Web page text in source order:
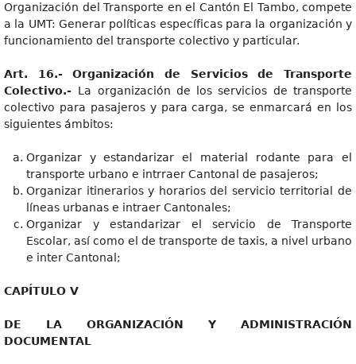
Organización del Transporte en el Cantón El Tambo, compete
a la UMT: Generar políticas específicas para la organización y
funcionamiento del transporte colectivo y particular.
Art. 16.- Organización de Servicios de Transporte
Colectivo.- La organización de los servicios de transporte
colectivo para pasajeros y para carga, se enmarcará en los
siguientes ámbitos:
Organizar y estandarizar el material rodante para el
transporte urbano e intrraer Cantonal de pasajeros;
Organizar itinerarios y horarios del servicio territorial de
líneas urbanas e intraer Cantonales;
Organizar y estandarizar el servicio de Transporte
Escolar, así como el de transporte de taxis, a nivel urbano
e inter Cantonal;
CAPÍTULO V
DE LA ORGANIZACIÓN Y ADMINISTRACIÓN
DOCUMENTAL